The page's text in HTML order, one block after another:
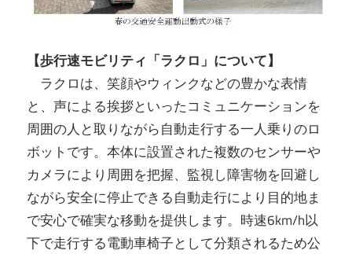
【歩行速モビリティ「ラクロ」について】
ラクロは、笑顔やウィンクなどの豊かな表情
と、声による挨拶といったコミュニケーションを
周囲の人と取りながら自動走行する一人乗りのロ
ボットです。本体に設置された複数のセンサーや
カメラにより周囲を把握、監視し障害物を回避し
ながら安全に停止できる自動走行により目的地ま
で安心で確実な移動を提供します。時速6km/h以
下で走行する電動車椅子として分類されるため公